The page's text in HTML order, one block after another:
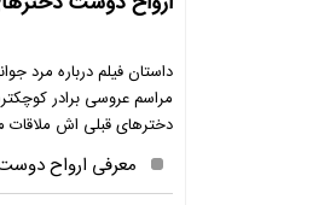
داستان فیلم درباره مرد
مراسم عروسی برادر
دخترهای قبلی اش ملاقات
معرفی ارواح